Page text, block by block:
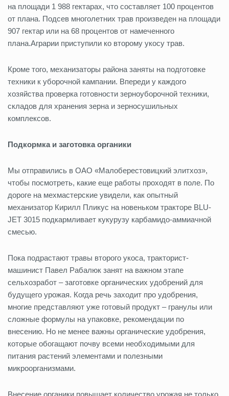
на площади 1 988 гектарах, что составляет 100 процентов
от плана. Подсев многолетних трав произведен на площади
907 гектар или на 68 процентов от намеченного
плана.Аграрии приступили ко второму укосу трав.
Кроме того, механизаторы района заняты на подготовке
техники к уборочной кампании. Впереди у каждого
хозяйства проверка готовности зерноуборочной техники,
складов для хранения зерна и зерносушильных
комплексов.
Подкормка и заготовкаорганики
Мы отправились в ОАО «Малоберестовицкий элитхоз»,
чтобы посмотреть, какие еще работы проходят в поле. По
дороге на мехмастерские увидели, как опытный
механизатор Кирилл Пликус на новеньком тракторе BLU-
JET 3015 подкармливает кукурузу карбамидо-аммиачной
смесью.
Пока подрастают травы второго укоса, тракторист-
машинист Павел Рабалюк занят на важном этапе
сельхозработ – заготовке органических удобрений для
будущего урожая. Когда речь заходит про удобрения,
многие представляют уже готовый продукт – гранулы или
сложные формулы на упаковке, рекомендации по
внесению. Но не менее важны органические удобрения,
которые обогащают почву всеми необходимыми для
питания растений элементами и полезными
микроорганизмами.